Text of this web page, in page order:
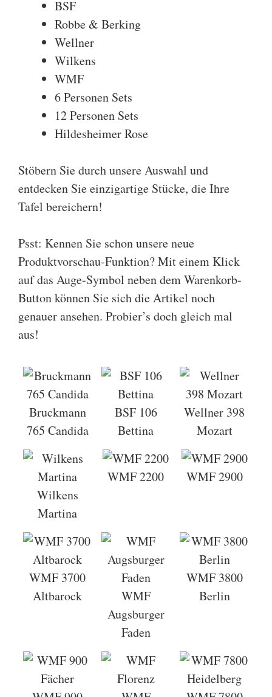
BSF
Robbe & Berking
Wellner
Wilkens
WMF
6 Personen Sets
12 Personen Sets
Hildesheimer Rose
Stöbern Sie durch unsere Auswahl und
entdecken Sie einzigartige Stücke, die Ihre
Tafel bereichern!
Psst: Kennen Sie schon unsere neue
Produktvorschau-Funktion? Mit einem Klick
auf das Auge-Symbol neben dem Warenkorb-
Button können Sie sich die Artikel noch
genauer ansehen. Probier’s doch gleich mal
aus!
Bruckmann
765 Candida
BSF 106
Bettina
Wellner 398
Mozart
Wilkens
Martina
WMF 2200 WMF 2900
WMF 3700
Altbarock
WMF
Augsburger
Faden
WMF 3800
Berlin